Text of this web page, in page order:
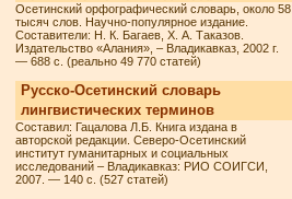
Осетинский орфографический словарь, около 58
тысяч слов. Научно-популярное издание.
Составители: Н. К. Багаев, Х. А. Таказов.
Издательство «Алания», – Владикавказ, 2002 г.
— 688 с. (реально 49 770 статей)
Русско-Осетинский словарь
лингвистических терминов
Составил: Гацалова Л.Б. Книга издана в
авторской редакции. Северо-Осетинский
институт гуманитарных и социальных
исследований – Владикавказ: РИО СОИГСИ,
2007. — 140 с. (527 статей)